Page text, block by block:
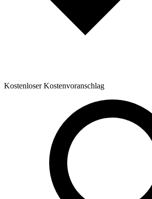
Kostenloser Kostenvoranschlag